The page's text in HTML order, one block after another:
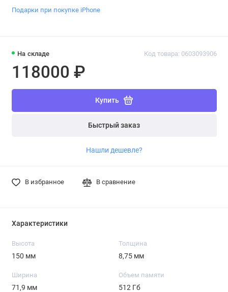
На складе Код товара: 0603093906
118000 ₽
Купить
Быстрый заказ
Нашли дешевле?
В избранное В сравнение
Подарки при покупке iPhone
Характеристики
Высота
150 мм
Толщина
8,75 мм
Ширина
71,9 мм
Объем памяти
512 Гб